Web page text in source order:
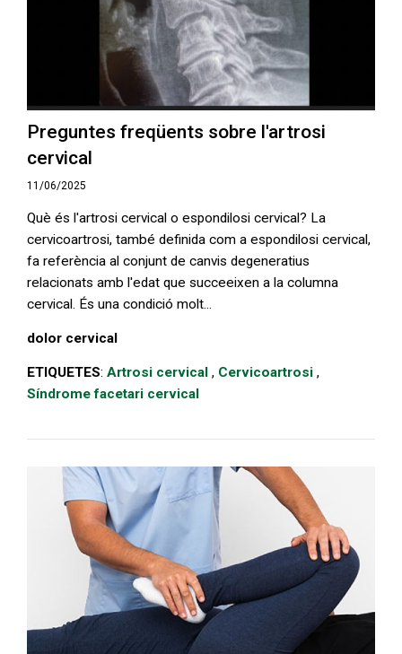
Preguntes freqüents sobre l'artrosi
cervical
11/06/2025
Què és l'artrosi cervical o espondilosi cervical? La
cervicoartrosi, també definida com a espondilosi cervical,
fa referència al conjunt de canvis degeneratius
relacionats amb l'edat que succeeixen a la columna
cervical. És una condició molt...
dolor cervical
ETIQUETES: Artrosi cervical , Cervicoartrosi ,
Síndrome facetari cervical